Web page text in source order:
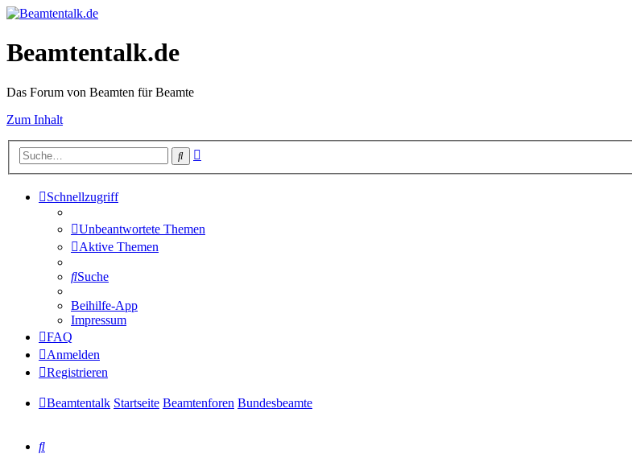
Beamtentalk.de
Das Forum von Beamten für Beamte
Zum Inhalt
Suche
Schnellzugriff
Unbeantwortete Themen
Aktive Themen
Suche
Beihilfe-App
Impressum
FAQ
Anmelden
Registrieren
Beamtentalk Startseite Beamtenforen Bundesbeamte
Suche